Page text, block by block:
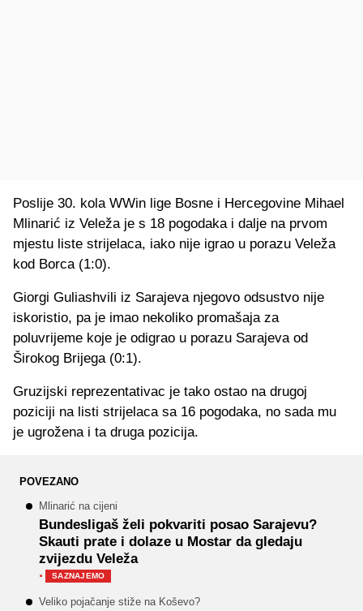
Poslije 30. kola WWin lige Bosne i Hercegovine Mihael
Mlinarić iz Veleža je s 18 pogodaka i dalje na prvom
mjestu liste strijelaca, iako nije igrao u porazu Veleža
kod Borca (1:0).
Giorgi Guliashvili iz Sarajeva njegovo odsustvo nije
iskoristio, pa je imao nekoliko promašaja za
poluvrijeme koje je odigrao u porazu Sarajeva od
Širokog Brijega (0:1).
Gruzijski reprezentativac je tako ostao na drugoj
poziciji na listi strijelaca sa 16 pogodaka, no sada mu
je ugrožena i ta druga pozicija.
POVEZANO
Mlinarić na cijeni
Bundesligaš želi pokvariti posao Sarajevu?
Skauti prate i dolaze u Mostar da gledaju
zvijezdu Veleža
· SAZNAJEMO
Veliko pojačanje stiže na Koševo?